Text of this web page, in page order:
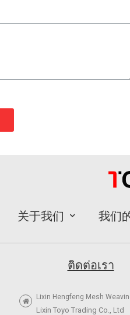
关于我们 我们
ติดต่อเรา
Lixin Hengfeng Mesh
Lixin Toyo Trading Co., Ltd